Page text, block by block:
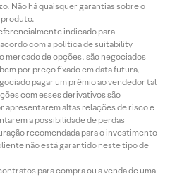
Não há quaisquer garantias sobre o
indicado para
com a política de suitability
mercado de opções, são negociados
por preço fixado em data futura,
pagar um prêmio ao vendedor tal
com esses derivativos são
apresentarem altas relações de risco e
a possibilidade de perdas
recomendada para o investimento
não está garantido neste tipo de
para compra ou a venda de uma